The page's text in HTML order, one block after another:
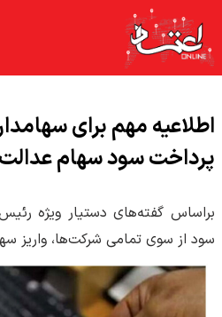
پرداخت سود سهام عدالت
براساس گفته‌های دستیار ویژه
سود از سوی تمامی شرکت‌ها، واریز